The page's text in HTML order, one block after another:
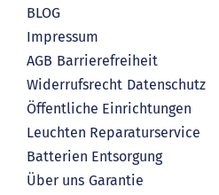
BLOG
Impressum
AGB Barrierefreiheit
Widerrufsrecht Datenschutz
Öffentliche Einrichtungen
Leuchten Reparaturservice
Batterien Entsorgung
Über uns Garantie